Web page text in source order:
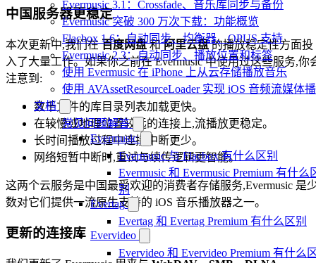
Evermusic 3.1：Crossfade、音乐库同步与备份
Evermusic 突破 300 万次下载：功能概览
Flacbox 1.6：自动同步、均衡器、OPUS 支持
Evermusic 2.3：自动同步、播放位置和标签
使用 Evermusic 在 iPhone 上从云存储播放音乐
使用 AVAssetResourceLoader 实现 iOS 音频流媒体
文档
常见问题解答
Evermusic
Evermusic 与 Flacbox 有什么区别
Evermusic 和 Evermusic Premium 有什么
别
Evertag
Evertag 和 Evertag Premium 有什么区别
Evervideo
Evervideo 和 Evervideo Premium 有什么
中国服务器更稳定
本次更新中,我们在百度网盘和阿里云盘的播放稳定性方面投
入了大量工作。如果你之前在 Evermusic 中使用过这些服务,你
注意到:
数千文件的库目录列表加载更快。
在较慢或地理位置较远的连接上,流播放更稳定。
长时间播放过程中连接中断更少。
网络短暂中断时,重试与续传逻辑更智能。
这两个云服务是中国最受欢迎的消费者存储服务,Evermusic 是
数对它们提供一流原生支持的 iOS 音乐播放器之一。
更新的连接库